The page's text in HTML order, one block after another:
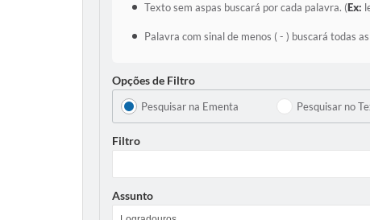
Texto sem aspas buscará por cada palavra. (Ex:
Palavra com sinal de menos ( - ) buscará todas
Opções de Filtro
Pesquisar na Ementa Pesquisar no
Filtro
Assunto